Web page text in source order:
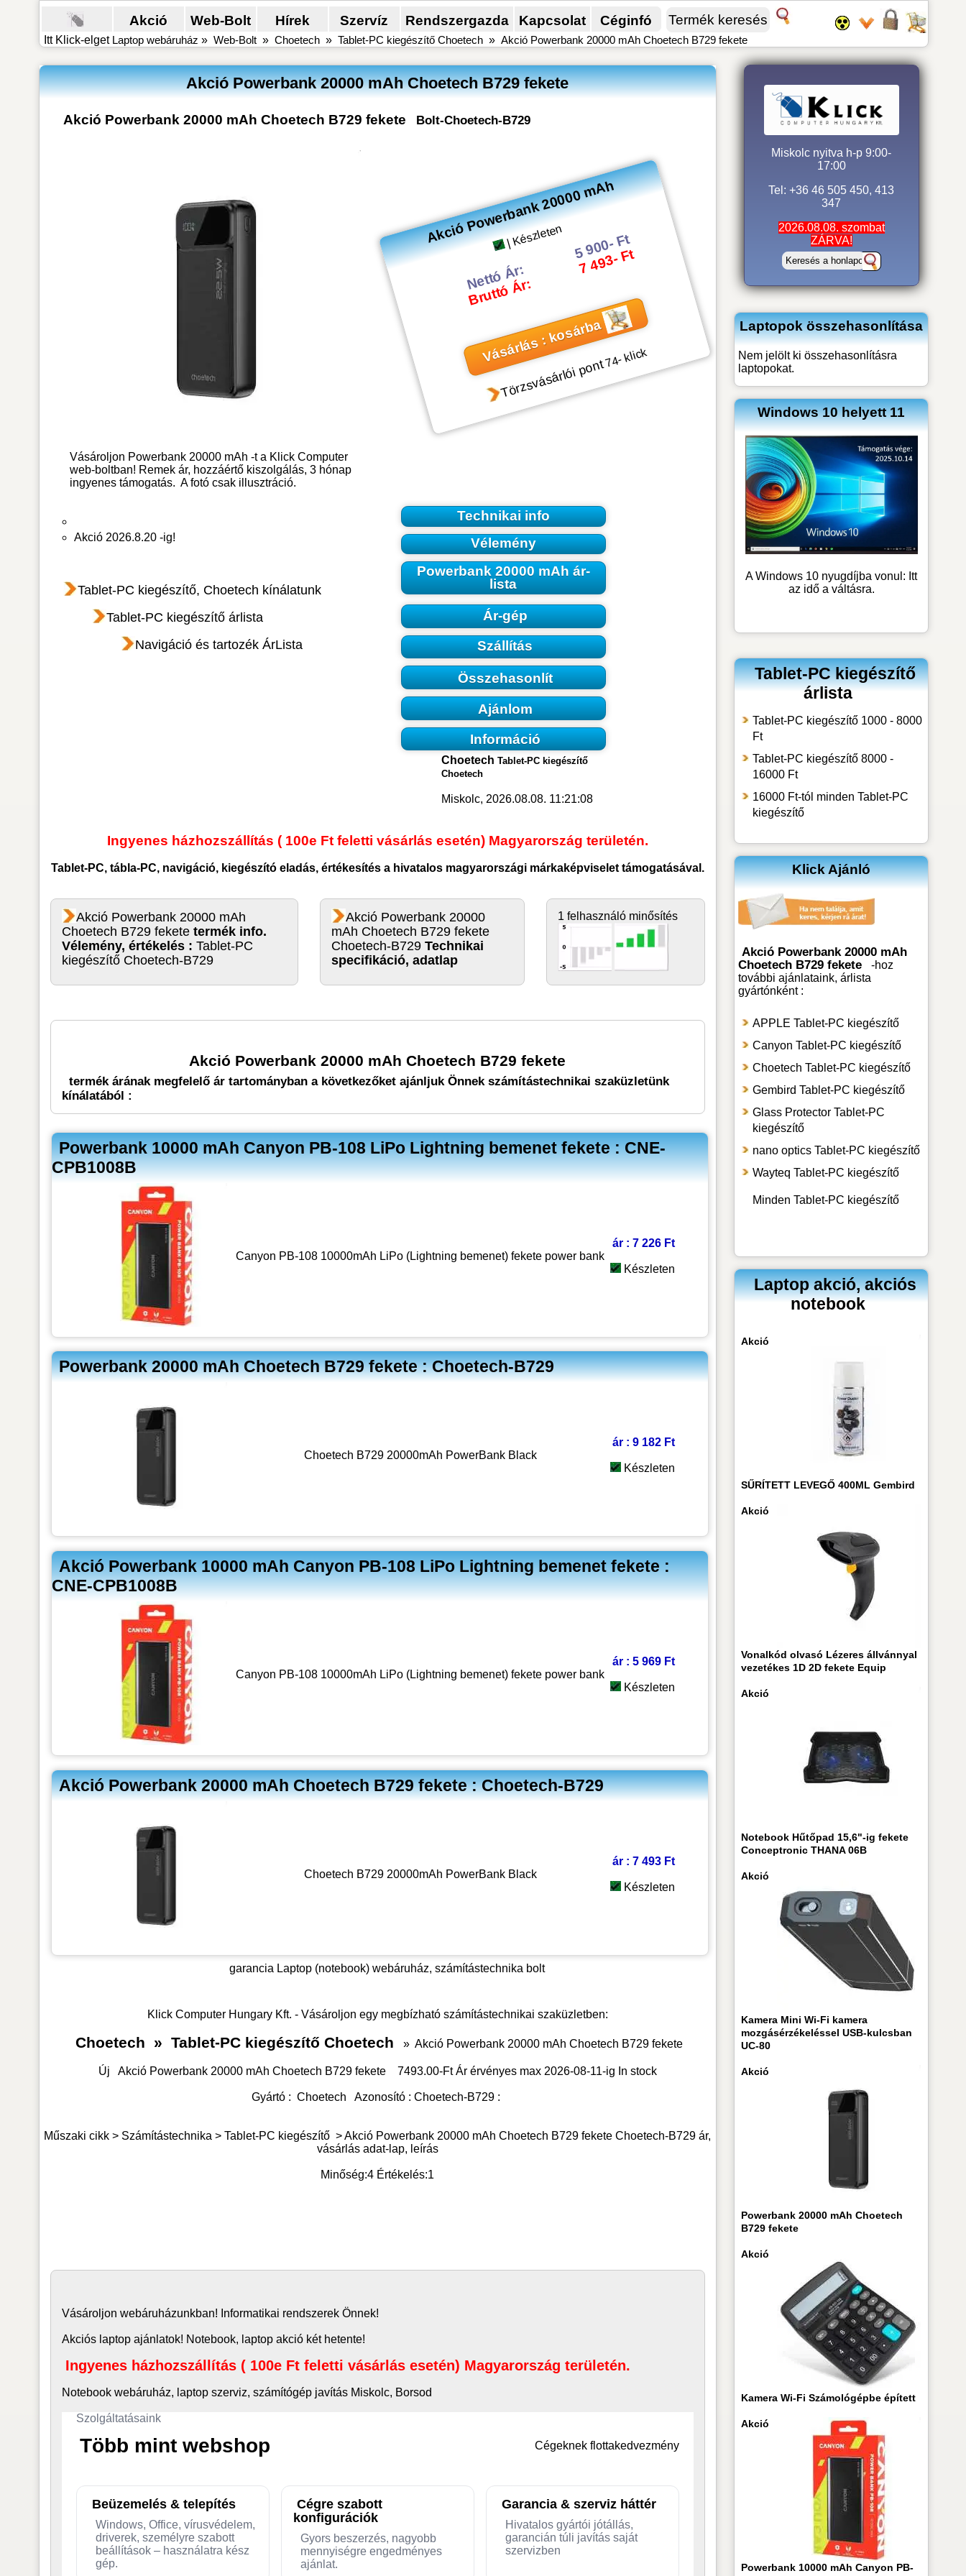
Akció Web-Bolt Hírek Szervíz Rendszergazda Kapcsolat Céginfó
Itt Klick-elget Laptop webáruház » Web-Bolt» Choetech» Tablet-PC kiegészítő Choetech» Akció Powerbank 20000 mAh Choetech B729 fekete
Akció Powerbank 20000 mAh Choetech B729 fekete
Akció Powerbank 20000 mAh Choetech B729 fekete Bolt-Choetech-B729
Vásároljon Powerbank 20000 mAh -t a Klick Computer
web-boltban! Remek ár, hozzáértő kiszolgálás, 3 hónap
ingyenes támogatás. A fotó csak illusztráció.
Akció Powerbank 20000 mAh
| Készleten
Nettó Ár:
Bruttó Ár:
5 900- Ft
7 493- Ft
Vásárlás : kosárba
Törzsvásárlói pont74- klick
Akció 2026.8.20 -ig!
Tablet-PC kiegészítő, Choetech kínálatunk
Tablet-PC kiegészítő árlista
Navigáció és tartozék ÁrLista
Technikai info
Vélemény
Powerbank 20000 mAh ár-
lista
Ár-gép
Szállítás
Összehasonlít
Ajánlom
Információ
Choetech Tablet-PC kiegészítő
Choetech
Miskolc, 2026.08.08. 11:21:08
Ingyenes házhozszállítás ( 100e Ft feletti vásárlás esetén) Magyarország területén.
Tablet-PC, tábla-PC, navigáció, kiegészítóeladás, értékesítés a hivatalos magyarországi márkaképviselet támogatásával.
Akció Powerbank 20000 mAh
Choetech B729 fekete termék info.
Vélemény, értékelés : Tablet-PC
kiegészítő Choetech-B729
Akció Powerbank 20000
mAh Choetech B729 fekete
Choetech-B729 Technikai
specifikáció, adatlap
1 felhasználó minősítés
Akció Powerbank 20000 mAh Choetech B729 fekete
termék árának megfelelő ár tartományban a következőket ajánljuk Önnek számítástechnikai szaküzletünk
kínálatából :
Powerbank 10000 mAh Canyon PB-108 LiPo Lightning bemenet fekete : CNE-
CPB1008B
Canyon PB-108 10000mAh LiPo (Lightning bemenet) fekete power bank
ár : 7 226 Ft
Készleten
Powerbank 20000 mAh Choetech B729 fekete : Choetech-B729
Choetech B729 20000mAh PowerBank Black
ár : 9 182 Ft
Készleten
Akció Powerbank 10000 mAh Canyon PB-108 LiPo Lightning bemenet fekete :
CNE-CPB1008B
Canyon PB-108 10000mAh LiPo (Lightning bemenet) fekete power bank
ár : 5 969 Ft
Készleten
Akció Powerbank 20000 mAh Choetech B729 fekete : Choetech-B729
Choetech B729 20000mAh PowerBank Black
ár : 7 493 Ft
Készleten
garancia Laptop (notebook) webáruház, számítástechnika bolt
Klick Computer Hungary Kft. - Vásároljon egy megbízható számítástechnikai szaküzletben:
Choetech »Tablet-PC kiegészítő Choetech »Akció Powerbank 20000 mAh Choetech B729 fekete
Új Akció Powerbank 20000 mAh Choetech B729 fekete 7493.00-Ft Ár érvényes max 2026-08-11-ig In stock
Gyártó :Choetech Azonosító :Choetech-B729 :
Műszaki cikk > Számítástechnika >Tablet-PC kiegészítő >Akció Powerbank 20000 mAh Choetech B729 fekete Choetech-B729 ár,
vásárlás adat-lap, leírás
Minőség:4 Értékelés:1
Vásároljon webáruházunkban! Informatikai rendszerek Önnek!
Akciós laptop ajánlatok! Notebook, laptop akció két hetente!
Ingyenes házhozszállítás ( 100e Ft feletti vásárlás esetén) Magyarország területén.
Notebook webáruház, laptop szerviz, számítógép javítás Miskolc, Borsod
Szolgáltatásaink
Több mint webshop Cégeknek flottakedvezmény
Beüzemelés & telepítés
Windows, Office, vírusvédelem,
driverek, személyre szabott
beállítások – használatra kész
gép.
Cégre szabott
konfigurációk
Gyors beszerzés, nagyobb
mennyiségre engedményes
ajánlat.
Garancia & szerviz háttér
Hivatalos gyártói jótállás,
garancián túli javítás saját
szervizben
Miskolc nyitva h-p 9:00-
17:00
Tel: +36 46 505 450, 413
347
2026.08.08. szombat
ZÁRVA!
Laptopok összehasonlítása
Nem jelölt ki összehasonlításra
laptopokat.
Windows 10 helyett 11
A Windows 10 nyugdíjba vonul: Itt
az idő a váltásra.
Tablet-PC kiegészítő
árlista
Tablet-PC kiegészítő 1000 - 8000
Ft
Tablet-PC kiegészítő 8000 -
16000 Ft
16000 Ft-tól minden Tablet-PC
kiegészítő
Klick Ajánló
Akció Powerbank 20000 mAh
Choetech B729 fekete
-hoz
további ajánlataink, árlista
gyártónként :
APPLE Tablet-PC kiegészítő
Canyon Tablet-PC kiegészítő
Choetech Tablet-PC kiegészítő
Gembird Tablet-PC kiegészítő
Glass Protector Tablet-PC
kiegészítő
nano optics Tablet-PC kiegészítő
Wayteq Tablet-PC kiegészítő
Minden Tablet-PC kiegészítő
Laptop akció, akciós
notebook
Akció
SŰRÍTETT LEVEGŐ 400ML Gembird
Akció
Vonalkód olvasó Lézeres állvánnyal
vezetékes 1D 2D fekete Equip
Akció
Notebook Hűtőpad 15,6"-ig fekete
Conceptronic THANA 06B
Akció
Kamera Mini Wi-Fi kamera
mozgásérzékeléssel USB-kulcsban
UC-80
Akció
Powerbank 20000 mAh Choetech
B729 fekete
Akció
Kamera Wi-Fi Számológépbe épített
Akció
Powerbank 10000 mAh Canyon PB-